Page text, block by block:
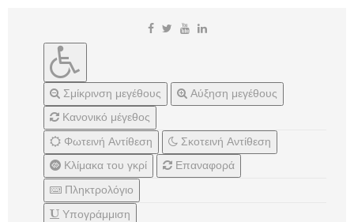
Σμίκρινση μεγέθους
Αύξηση μεγέθους
Κανονικό μέγεθος
Φωτεινή Αντίθεση
Σκοτεινή Αντίθεση
Κλίμακα του γκρί
Επαναφορά
Πληκτρολόγιο
Υπογράμμιση